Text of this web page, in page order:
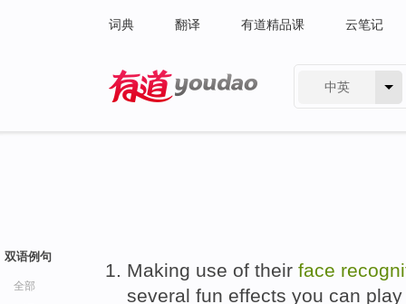
词典 翻译 有道精品课 云笔记
中英
双语例句
全部
Making use of their face
several fun effects you can